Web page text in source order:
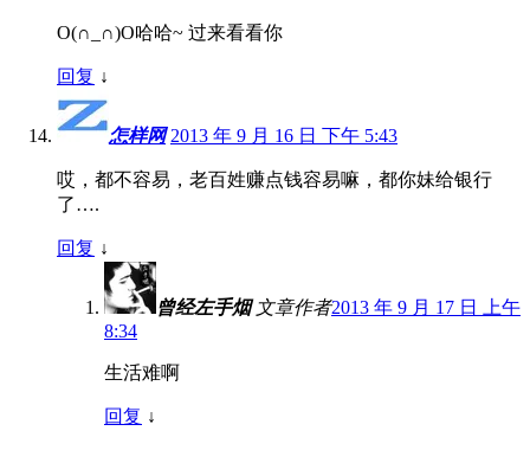
O(∩_∩)O哈哈~ 过来看看你
回复 ↓
怎样网 2013 年 9 月 16 日 下午 5:43
哎，都不容易，老百姓赚点钱容易嘛，都你妹给银行
了….
回复 ↓
曾经左手烟 文章作者2013 年 9 月 17 日 上午
8:34
生活难啊
回复 ↓